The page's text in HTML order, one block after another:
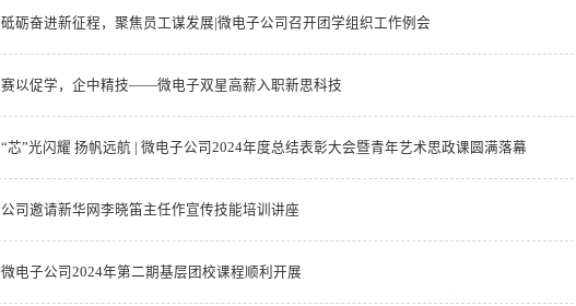
砥砺奋进新征程，聚焦员工谋发展|微电子公司召开团学组织工作例会
赛以促学，企中精技——微电子双星高薪入职新思科技
“芯”光闪耀 扬帆远航 | 微电子公司2024年度总结表彰大会暨青年艺术思政课圆满落幕
公司邀请新华网李晓笛主任作宣传技能培训讲座
微电子公司2024年第二期基层团校课程顺利开展